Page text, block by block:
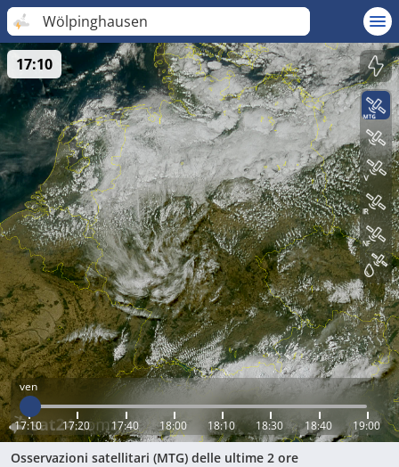
Wölpinghausen
ven
17:10 17:20 17:40 18:00 18:10 18:30 18:40 19:00
17:10
Osservazioni satellitari (MTG) delle ultime 2 ore